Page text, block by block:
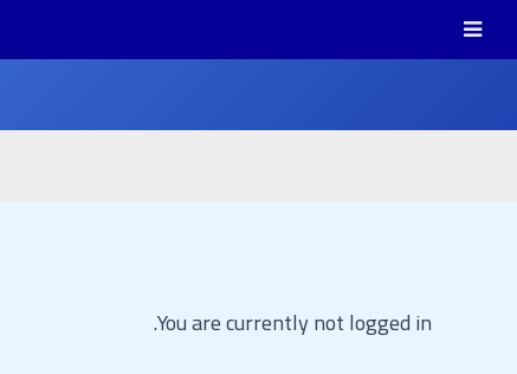
تخطي
إلى
You are currently not logged in.